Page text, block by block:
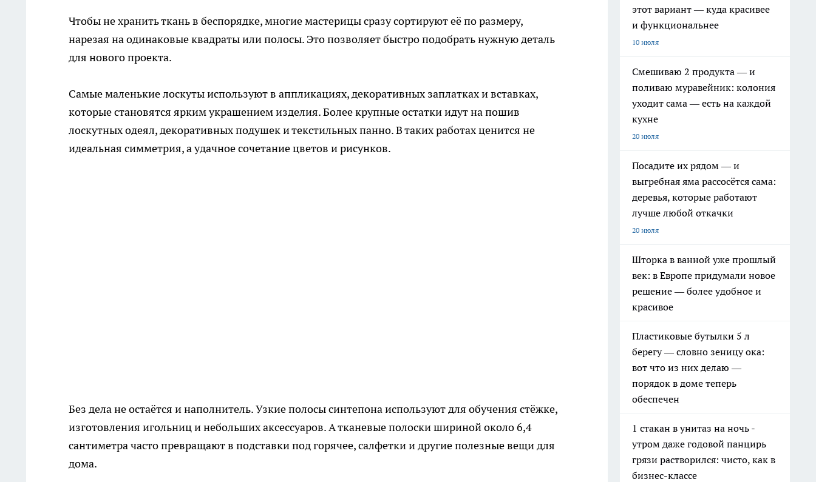
Чтобы не хранить ткань в беспорядке, многие мастерицы сразу сортируют её по размеру,
нарезая на одинаковые квадраты или полосы. Это позволяет быстро подобрать нужную деталь
для нового проекта.
Самые маленькие лоскуты используют в аппликациях, декоративных заплатках и вставках,
которые становятся ярким украшением изделия. Более крупные остатки идут на пошив
лоскутных одеял, декоративных подушек и текстильных панно. В таких работах ценится не
идеальная симметрия, а удачное сочетание цветов и рисунков.
Без дела не остаётся и наполнитель. Узкие полосы синтепона используют для обучения стёжке,
изготовления игольниц и небольших аксессуаров. А тканевые полоски шириной около 6,4
сантиметра часто превращают в подставки под горячее, салфетки и другие полезные вещи для
дома.
этот вариант — куда красивее
и функциональнее
10 июля
Смешиваю 2 продукта — и
поливаю муравейник: колония
уходит сама — есть на каждой
кухне
20 июля
Посадите их рядом — и
выгребная яма рассосётся сама:
деревья, которые работают
лучше любой откачки
20 июля
Шторка в ванной уже прошлый
век: в Европе придумали новое
решение — более удобное и
красивое
Пластиковые бутылки 5 л
берегу — словно зеницу ока:
вот что из них делаю —
порядок в доме теперь
обеспечен
1 стакан в унитаз на ночь -
утром даже годовой панцирь
грязи растворился: чисто, как в
бизнес-классе